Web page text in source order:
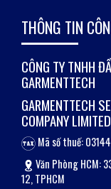
THÔNG TIN
CÔNG TY TNHH
GARMENTTECH
GARMENTTECH
COMPANY LIMITED
Mã số thuế:
Văn Phòng HCM:
12, TPHCM